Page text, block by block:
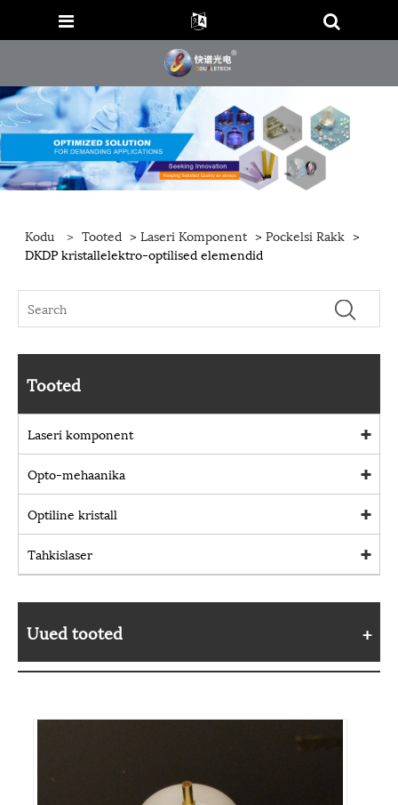
Kodu > Tooted >Laseri Komponent >Pockelsi Rakk >
DKDP kristallelektro-optilised elemendid
Tooted
Laseri komponent
Opto-mehaanika
Optiline kristall
Tahkislaser
Uued tooted